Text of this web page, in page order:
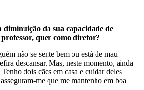
diminuição da sua capacidade de
quer como diretor?
não se sente bem ou está de mau
descansar. Mas, neste momento, ainda
dois cães em casa e cuidar deles
me que me mantenho em boa